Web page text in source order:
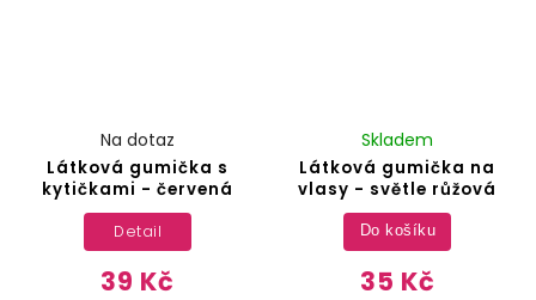
Látková gumička s
kytičkami - červená
Na dotaz
39 Kč
Detail
Látková gumička na
vlasy - světle růžová
Skladem
35 Kč
Do košíku